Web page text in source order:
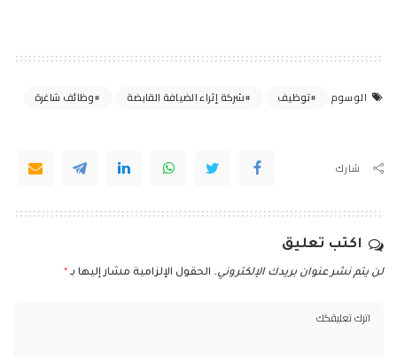
الوسوم توظيف شركة إثراء الضيافة القابضة وظائف شاغرة
شارك
اكتب تعليق
لن يتم نشر عنوان بريدك الإلكتروني. الحقول الإلزامية مشار إليها بـ *